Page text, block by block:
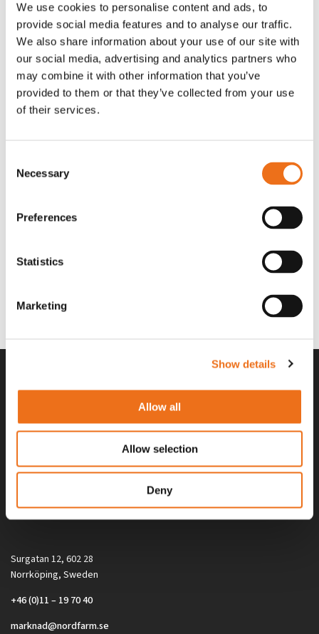
We use cookies to personalise content and ads, to
provide social media features and to analyse our traffic.
We also share information about your use of our site with
our social media, advertising and analytics partners who
may combine it with other information that you’ve
provided to them or that they’ve collected from your use
of their services.
Selection
Necessary
Preferences
Statistics
Marketing
Show details
Allow all
Allow selection
Deny
Lägg till i varukorg
Rotor, komplett med slagor
OR80013456G
(ex. moms)
Grön truckknapp
A00220
kr (ex. moms)
Lägg till i varukorg
Rotor teeth 8t/6k 7.5Gr/8 R6/14 Rotor teeth 8t/6k 0Gr/8 R6/14
Alla priser på tillbehör och tillval gäller vid köp av ny maskin. Priserna
gäller inte vid köp av enskild produkt, till exempel
Surgatan 12, 602 28
Norrköping, Sweden
+46 (0)11 – 19 70 40
marknad@nordfarm.se